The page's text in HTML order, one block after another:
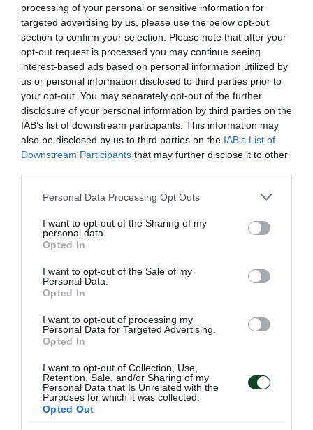
processing of your personal or sensitive information for
targeted advertising by us, please use the below opt-out
section to confirm your selection. Please note that after your
opt-out request is processed you may continue seeing
interest-based ads based on personal information utilized by
us or personal information disclosed to third parties prior to
your opt-out. You may separately opt-out of the further
disclosure of your personal information by third parties on the
IAB’s list of downstream participants. This information may
also be disclosed by us to third parties on the IAB’s List of
Downstream Participants that may further disclose it to other
Please note that this website/app uses one or more Google
not limited to your visit or usage behaviour. You may click to
grant or deny consent to Google and its third-party tags to
use your data for below specified purposes in below Google
consent section.
Personal Data Processing Opt Outs
I want to opt-out of the Sharing of my
personal data.
Opted In
I want to opt-out of the Sale of my
Personal Data.
Opted In
I want to opt-out of processing my
Personal Data for Targeted Advertising.
Opted In
I want to opt-out of Collection, Use,
Retention, Sale, and/or Sharing of my
Personal Data that Is Unrelated with the
Purposes for which it was collected.
Opted Out
υποψηφιότητα για την πρόκριση στις 16 του Eurocup.
Θερμή συμπαράσταση από 600 «αιώνια πιστούς».
11.12.2025 ΜΠΑΣΚΕΤ ΓΥΝΑΙΚΩΝ
Ακαταμάχητες!
Η γυναικεία ομάδα μπάσκετ του Παναθηναϊκού
επιβλήθηκε του ΕΣΚΔ Ιωνίας με 88-43 και πραγματοποίησε
μια ακόμα εξαιρετική εμφάνιση στον κατάμεστο «Τάφο του
βαθμολογίας.
06.12.2025 ΜΠΑΣΚΕΤ ΓΥΝΑΙΚΩΝ